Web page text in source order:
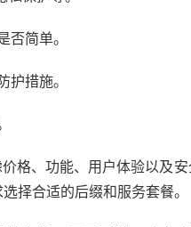
简单。
护措施。
格、功能、用户体验以及
择合适的后缀和服务套餐。